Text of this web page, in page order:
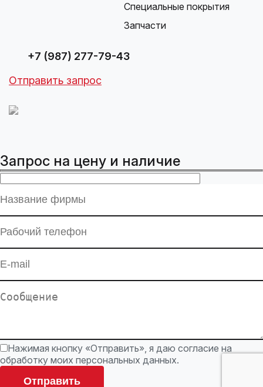
Специальные покрытия
Запчасти
+7 (987) 277-79-43
Отправить запрос
Запрос на цену и наличие
Нажимая кнопку «Отправить», я даю согласие на
обработку моих персональных данных.